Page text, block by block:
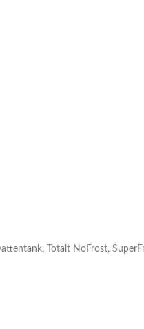
Totalt NoFrost,